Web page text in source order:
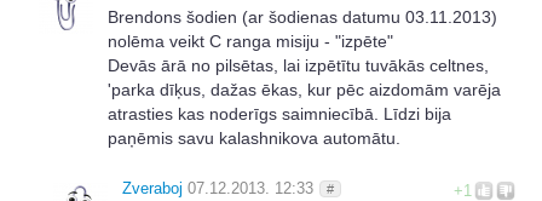
Brendons šodien (ar šodienas datumu 03.11.2013)
nolēma veikt C ranga misiju - "izpēte"
Devās ārā no pilsētas, lai izpētītu tuvākās celtnes,
'parka dīķus, dažas ēkas, kur pēc aizdomām varēja
atrasties kas noderīgs saimniecībā. Līdzi bija
paņēmis savu kalashnikova automātu.
+1
Zveraboj 07.12.2013. 12:33 #